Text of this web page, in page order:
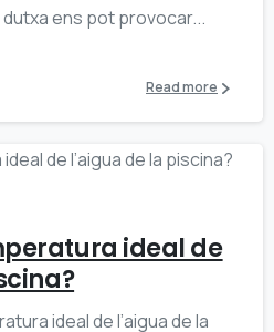
ens pot provocar...
Read more
ideal de
ideal de l’aigua de la